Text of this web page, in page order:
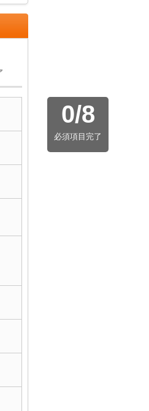
0/8
必須項目完了